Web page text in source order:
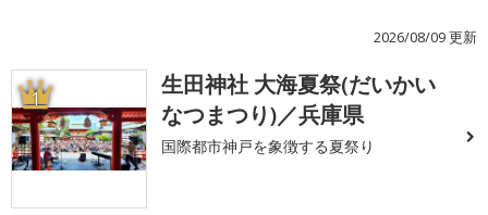
2026/08/09 更新
1
生田神社 大海夏祭(だいかい
なつまつり)／兵庫県
国際都市神戸を象徴する夏祭り